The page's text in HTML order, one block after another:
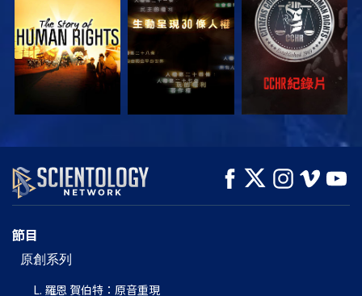
觀看 觀看 觀看
觀看 探索系列節目
節目
原創系列
L. 羅恩 賀伯特：原音重現